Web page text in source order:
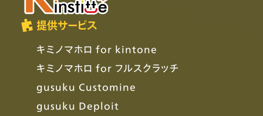
提供サービス
キミノマホロ for kintone
キミノマホロ for フルスクラッチ
gusuku Customine
gusuku Deploit